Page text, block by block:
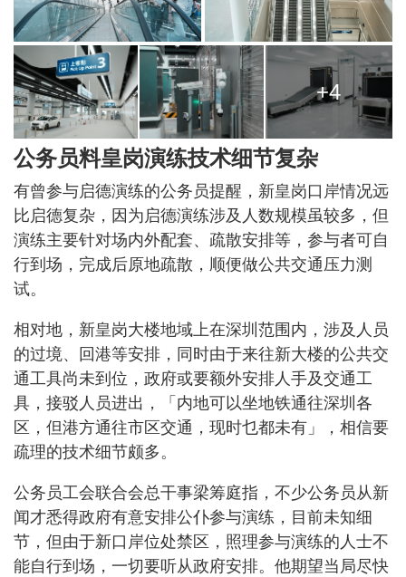
+4
公务员料皇岗演练技术细节复杂
有曾参与启德演练的公务员提醒，新皇岗口岸情况远
比启德复杂，因为启德演练涉及人数规模虽较多，但
演练主要针对场内外配套、疏散安排等，参与者可自
行到场，完成后原地疏散，顺便做公共交通压力测
试。
相对地，新皇岗大楼地域上在深圳范围内，涉及人员
的过境、回港等安排，同时由于来往新大楼的公共交
通工具尚未到位，政府或要额外安排人手及交通工
具，接驳人员进出，「内地可以坐地铁通往深圳各
区，但港方通往市区交通，现时乜都未有」，相信要
疏理的技术细节颇多。
公务员工会联合会总干事梁筹庭指，不少公务员从新
闻才悉得政府有意安排公仆参与演练，目前未知细
节，但由于新口岸位处禁区，照理参与演练的人士不
能自行到场，一切要听从政府安排。他期望当局尽快